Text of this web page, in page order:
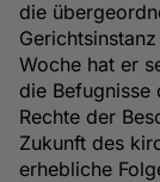
die
Woche hat er
die Befugnisse
Rechte der
Zukunft des
erhebliche